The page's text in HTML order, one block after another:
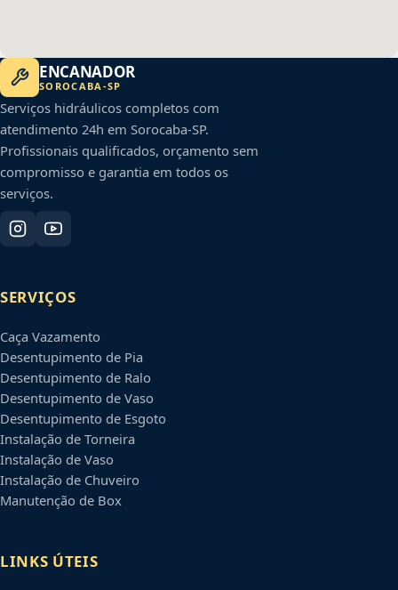
ENCANADOR
SOROCABA -SP
Serviços hidráulicos completos com
atendimento 24h em Sorocaba-SP.
Profissionais qualificados, orçamento sem
compromisso e garantia em todos os
serviços.
SERVIÇOS
Caça Vazamento
Desentupimento de Pia
Desentupimento de Ralo
Desentupimento de Vaso
Desentupimento de Esgoto
Instalação de Torneira
Instalação de Vaso
Instalação de Chuveiro
Manutenção de Box
LINKS ÚTEIS